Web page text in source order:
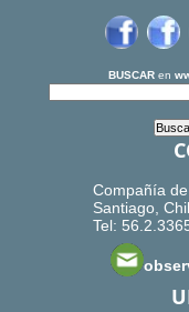
BUSCAR en
Compañía
Santiago,
Tel: